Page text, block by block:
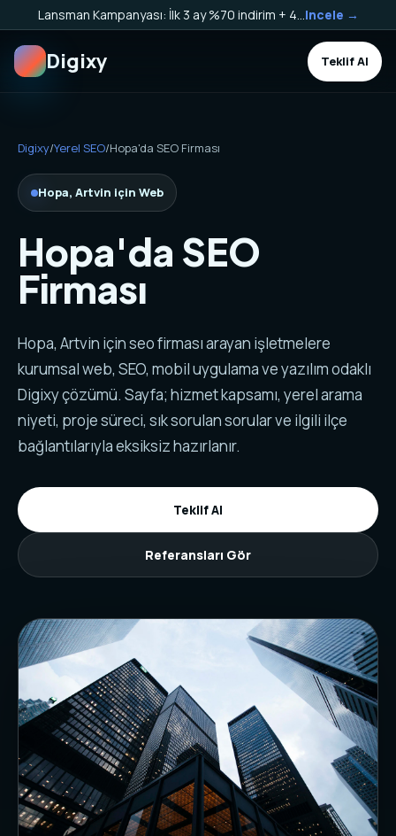
Incele →
Digixy Teklif Al
Digixy/Yerel SEO/Hopa'da SEO Firması
Hopa, Artvin için Web
Hopa'da SEO
Firması
Hopa, Artvin için seo firması arayan işletmelere
kurumsal web, SEO, mobil uygulama ve yazılım odaklı
Digixy çözümü. Sayfa; hizmet kapsamı, yerel arama
niyeti, proje süreci, sık sorulan sorular ve ilgili ilçe
bağlantılarıyla eksiksiz hazırlanır.
Teklif Al
Referansları Gör